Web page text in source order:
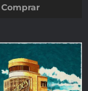
Comprar